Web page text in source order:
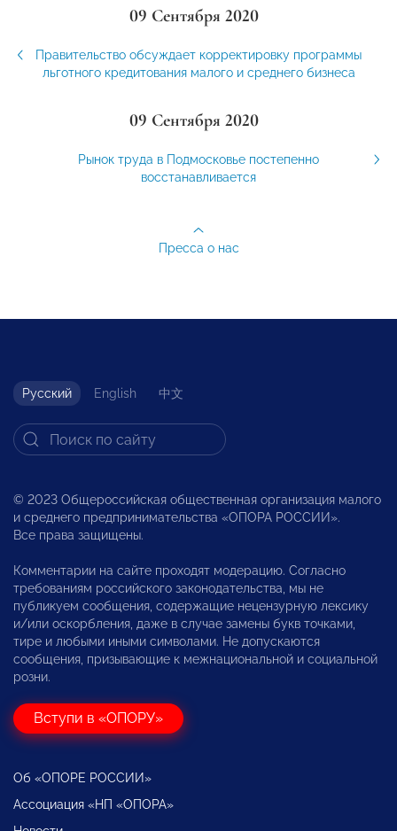
09 Сентября 2020
Правительство обсуждает корректировку программы
льготного кредитования малого и среднего бизнеса
09 Сентября 2020
Рынок труда в Подмосковье постепенно
восстанавливается
Пресса о нас
Русский English 中文
© 2023 Общероссийская общественная организация малого
и среднего предпринимательства «ОПОРА РОССИИ».
Все права защищены.
Комментарии на сайте проходят модерацию. Согласно
требованиям российского законодательства, мы не
публикуем сообщения, содержащие нецензурную лексику
и/или оскорбления, даже в случае замены букв точками,
тире и любыми иными символами. Не допускаются
сообщения, призывающие к межнациональной и социальной
розни.
Вступи в «ОПОРУ»
Об «ОПОРЕ РОССИИ»
Ассоциация «НП «ОПОРА»